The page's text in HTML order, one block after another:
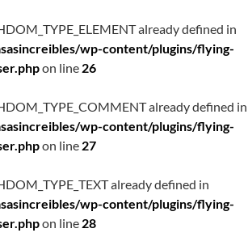
already defined in
wp-content/plugins/flying-
on line 26
already defined in
wp-content/plugins/flying-
on line 27
already defined in
wp-content/plugins/flying-
on line 28